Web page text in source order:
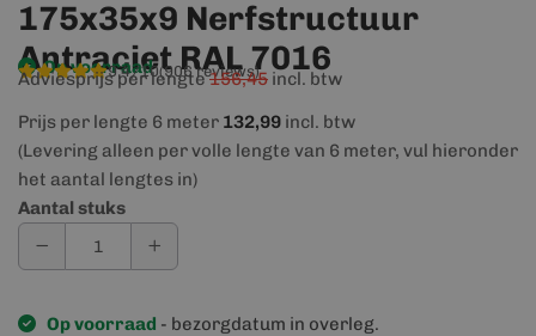
175x35x9 Nerfstructuur
Antraciet RAL 7016
Op voorraad
9,4/10(906 reviews)
Adviesprijs per lengte156,45 incl. btw
Prijs per lengte 6 meter 132,99 incl. btw
(Levering alleen per volle lengte van 6 meter, vul hieronder
het aantal lengtes in)
Aantal stuks
Op voorraad - bezorgdatum in overleg.